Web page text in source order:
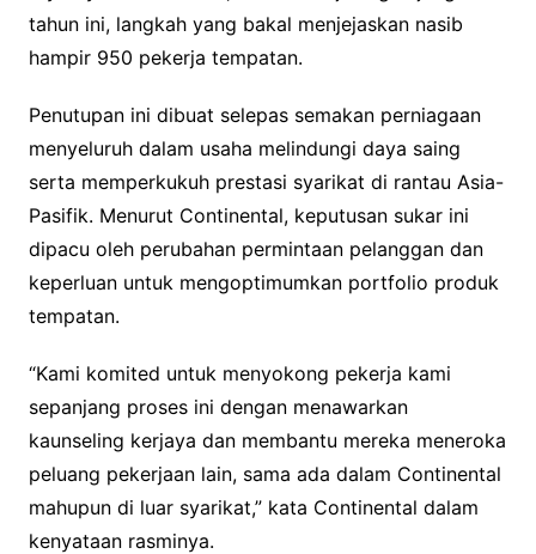
tahun ini, langkah yang bakal menjejaskan nasib
hampir 950 pekerja tempatan.
Penutupan ini dibuat selepas semakan perniagaan
menyeluruh dalam usaha melindungi daya saing
serta memperkukuh prestasi syarikat di rantau Asia-
Pasifik. Menurut Continental, keputusan sukar ini
dipacu oleh perubahan permintaan pelanggan dan
keperluan untuk mengoptimumkan portfolio produk
tempatan.
“Kami komited untuk menyokong pekerja kami
sepanjang proses ini dengan menawarkan
kaunseling kerjaya dan membantu mereka meneroka
peluang pekerjaan lain, sama ada dalam Continental
mahupun di luar syarikat,” kata Continental dalam
kenyataan rasminya.